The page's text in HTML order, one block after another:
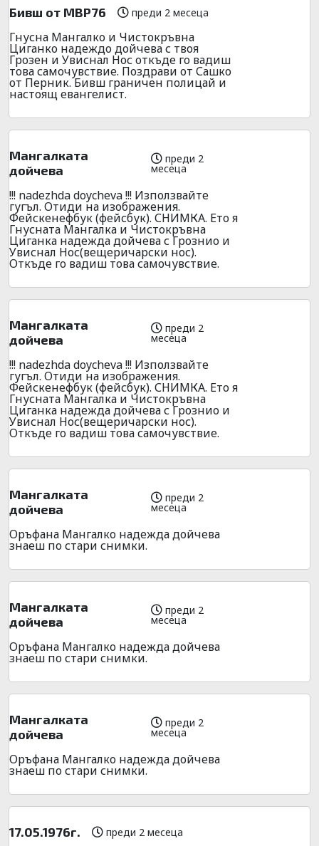
Бивш от МВР76 преди 2 месеца
Гнусна Мангалко и Чистокръвна
Циганко надеждо дойчева с твоя
Грозен и Увиснал Нос откъде го вадиш
това самочувствие. Поздрави от Сашко
от Перник. Бивш граничен полицай и
настоящ евангелист.
Мангалката
дойчева
преди 2
месеца
!!! nadezhda doycheva !!! Използвайте
гугъл. Отиди на изображения.
Фейскенефбук (фейсбук). СНИМКА. Ето я
Гнусната Мангалка и Чистокръвна
Циганка надежда дойчева с Грознио и
Увиснал Нос(вещеричарски нос).
Откъде го вадиш това самочувствие.
Мангалката
дойчева
преди 2
месеца
!!! nadezhda doycheva !!! Използвайте
гугъл. Отиди на изображения.
Фейскенефбук (фейсбук). СНИМКА. Ето я
Гнусната Мангалка и Чистокръвна
Циганка надежда дойчева с Грознио и
Увиснал Нос(вещеричарски нос).
Откъде го вадиш това самочувствие.
Мангалката
дойчева
преди 2
месеца
Оръфана Мангалко надежда дойчева
знаеш по стари снимки.
Мангалката
дойчева
преди 2
месеца
Оръфана Мангалко надежда дойчева
знаеш по стари снимки.
Мангалката
дойчева
преди 2
месеца
Оръфана Мангалко надежда дойчева
знаеш по стари снимки.
17.05.1976г. преди 2 месеца